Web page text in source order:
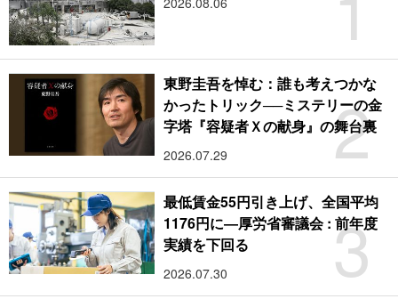
2
東野圭吾を悼む：誰も考えつかな
かったトリック──ミステリーの金
字塔『容疑者Ｘの献身』の舞台裏
2026.07.29
3
最低賃金55円引き上げ、全国平均
1176円に―厚労省審議会 : 前年度
実績を下回る
2026.07.30